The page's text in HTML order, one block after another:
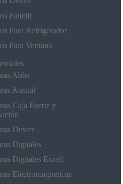
Faitelli
Para Refrigerador
Para Ventana
Abba
Austral
Caja Fuerte y
Dexter
Digitales
Digitales Excell
Electromagneticas